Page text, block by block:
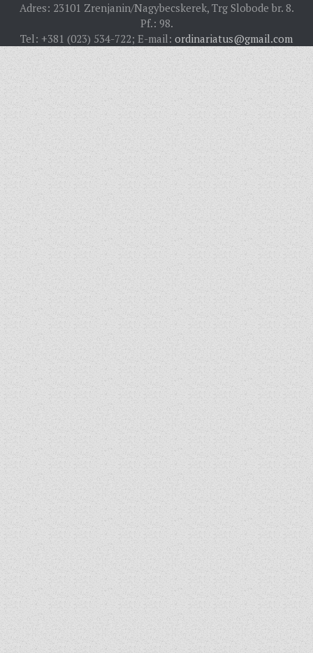
SVEŠTENICI
REDOVNICI
IN MEMORIAM
ŽUPE
SEVERNI DEKANAT
SREDNJI DEKANAT
JUŽNI DEKANAT
ARHIVA GALERIJA
SINODA
DEKRET
SINODSKA MOLITVA
MOTO I LOGO
SINODSKI URED
KOORDINACIONA GRUPA
RADNE GRUPE SINODE
SINODSKI VESNIK
ZAŠTITA MALOLJETNIKA
Adres: 23101 Zrenjanin/Nagybecskerek, Trg Slobode br. 8.
Pf.: 98.
Tel: +381 (023) 534-722; E-mail: ordinariatus@gmail.com